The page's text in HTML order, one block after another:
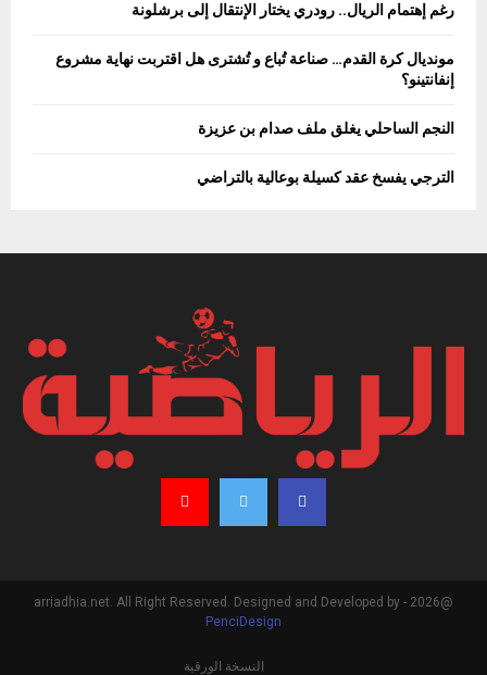
رغم إهتمام الريال.. رودري يختار الإنتقال إلى برشلونة
مونديال كرة القدم… صناعة تُباع و تُشترى هل اقتربت نهاية مشروع
إنفانتينو؟
النجم الساحلي يغلق ملف صدام بن عزيزة
الترجي يفسخ عقد كسيلة بوعالية بالتراضي
@2026 - arriadhia.net. All Right Reserved. Designed and Developed by
PenciDesign
النسخة الورقية